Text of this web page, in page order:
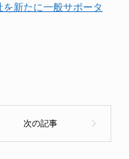
新たに一般サポータ